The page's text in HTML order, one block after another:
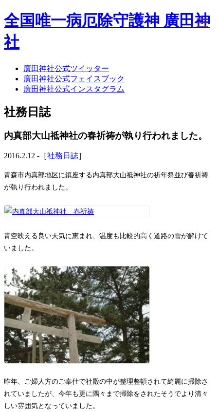
全国唯一病厄除守護神 廣田神
社
ホーム
社務日誌
お知らせ
年間祭事のご案内
お願いごと
神前結婚式
ご相談
八甲田山神社
海葬
奉祝記念事業
廣田神社公式ツイッター
廣田神社公式フェイスブック
廣田神社公式インスタグラム
社務日誌
内真部大山祗神社の春祈祷が執り行われました。
2016.2.12 -［社務日誌］
青森市内真部地区に鎮座する内真部大山祗神社の祈年祭並び春祈祷
が執り行われました。
青空映える良い天気に恵まれ、温度も比較的高く道路の雪が解けて
いました。
昨年、ご婦人方のご奉仕で社殿の中が整理整頓されて綺麗に掃除さ
れていましたが、今年も更に隅々まで掃除をされたそうでより清々
しい雰囲気となっていました。